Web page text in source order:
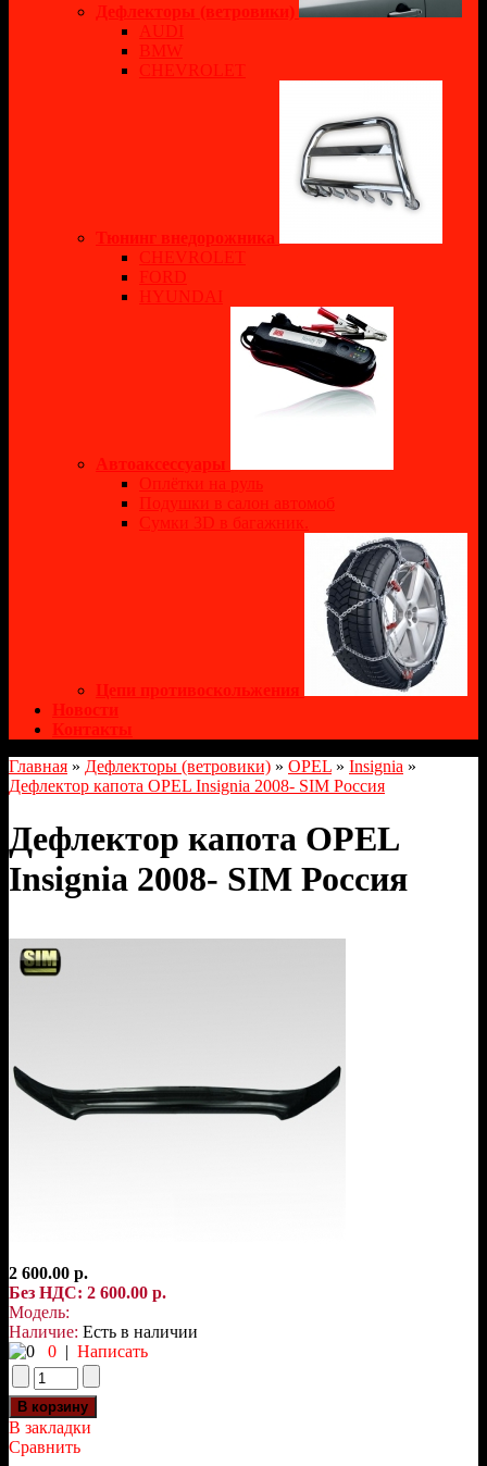
Дефлекторы (ветровики)
AUDI
BMW
CHEVROLET
Тюнинг внедорожника
CHEVROLET
FORD
HYUNDAI
Автоаксессуары
Оплётки на руль
Подушки в салон автомоб
Сумки 3D в багажник.
Цепи противоскольжения
Новости
Контакты
Главная » Дефлекторы (ветровики) » OPEL » Insignia »
Дефлектор капота OPEL Insignia 2008- SIM Россия
Дефлектор капота OPEL
Insignia 2008- SIM Россия
2 600.00 р.
Без НДС: 2 600.00 р.
Модель:
Наличие: Есть в наличии
0 | Написать
В закладки
Сравнить